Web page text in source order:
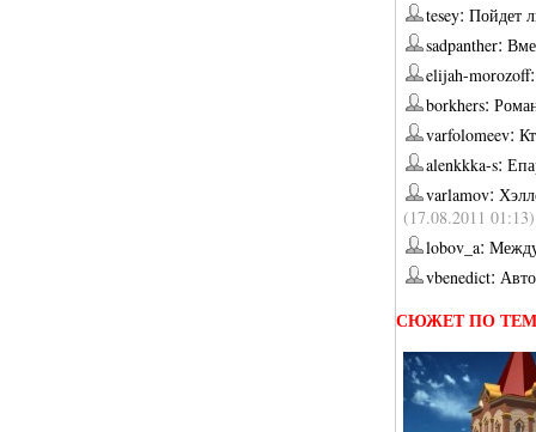
tesey: Пойдет
sadpanther:
elijah-morozoff
borkhers:
varfolomeev:
alenkkka-s:
varlamov:
(17.08.2011 01:13)
lobov_a:
vbenedict:
СЮЖЕТ ПО